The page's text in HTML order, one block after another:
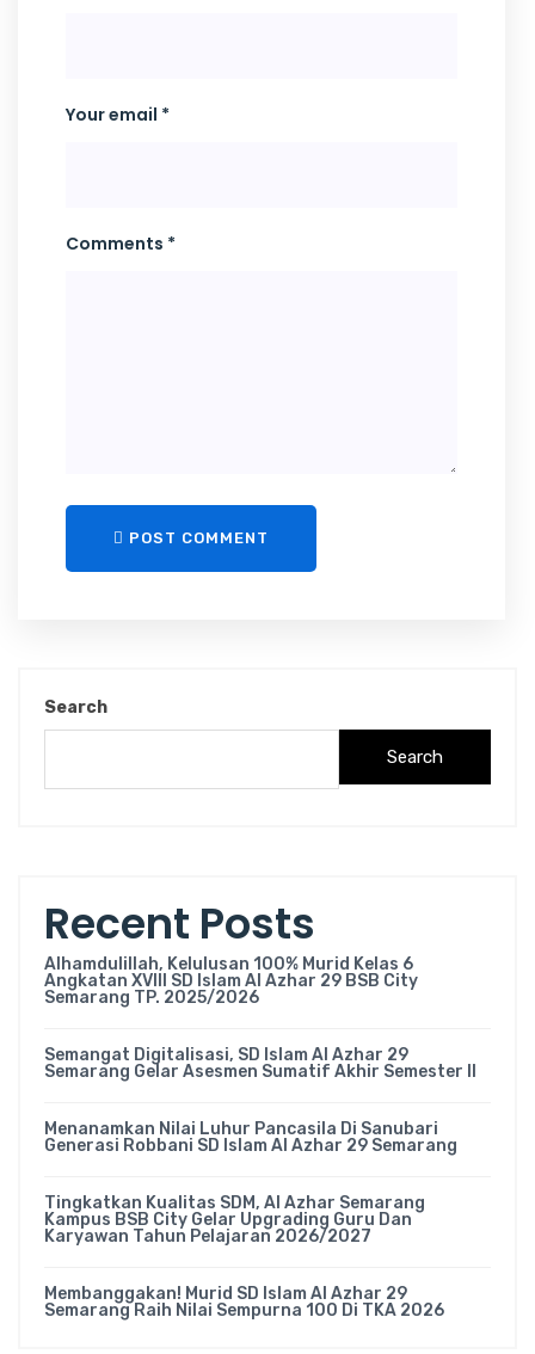
Your email *
Comments *
POST COMMENT
Search
Search
Recent Posts
Alhamdulillah, Kelulusan 100% Murid Kelas 6
Angkatan XVIII SD Islam Al Azhar 29 BSB City
Semarang TP. 2025/2026
Semangat Digitalisasi, SD Islam Al Azhar 29
Semarang Gelar Asesmen Sumatif Akhir Semester II
Menanamkan Nilai Luhur Pancasila Di Sanubari
Generasi Robbani SD Islam Al Azhar 29 Semarang
Tingkatkan Kualitas SDM, Al Azhar Semarang
Kampus BSB City Gelar Upgrading Guru Dan
Karyawan Tahun Pelajaran 2026/2027
Membanggakan! Murid SD Islam Al Azhar 29
Semarang Raih Nilai Sempurna 100 Di TKA 2026